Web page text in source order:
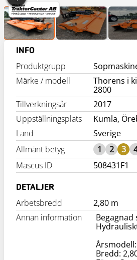
INFO
Produktgrupp
Märke / modell
Thorens i
2800
Tillverkningsår
2017
Uppställningsplats
Kumla,
Land
Sverige
Allmänt betyg
1 2 3
Mascus ID
508431F1
DETALJER
Arbetsbredd
2,80 m
Annan information
Begagnad
Bredd: